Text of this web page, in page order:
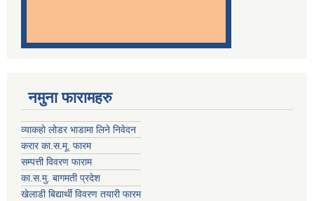
नमुना फारामहरु
व्याकहो लोडर भाडामा लिने निवेदन
करार का.स.मू. फारम
सम्पत्ती विवरण फाराम
का.स.मु. बागमती प्रदेश
खेलाडी बिद्यार्थी विवरण तयारी फारम